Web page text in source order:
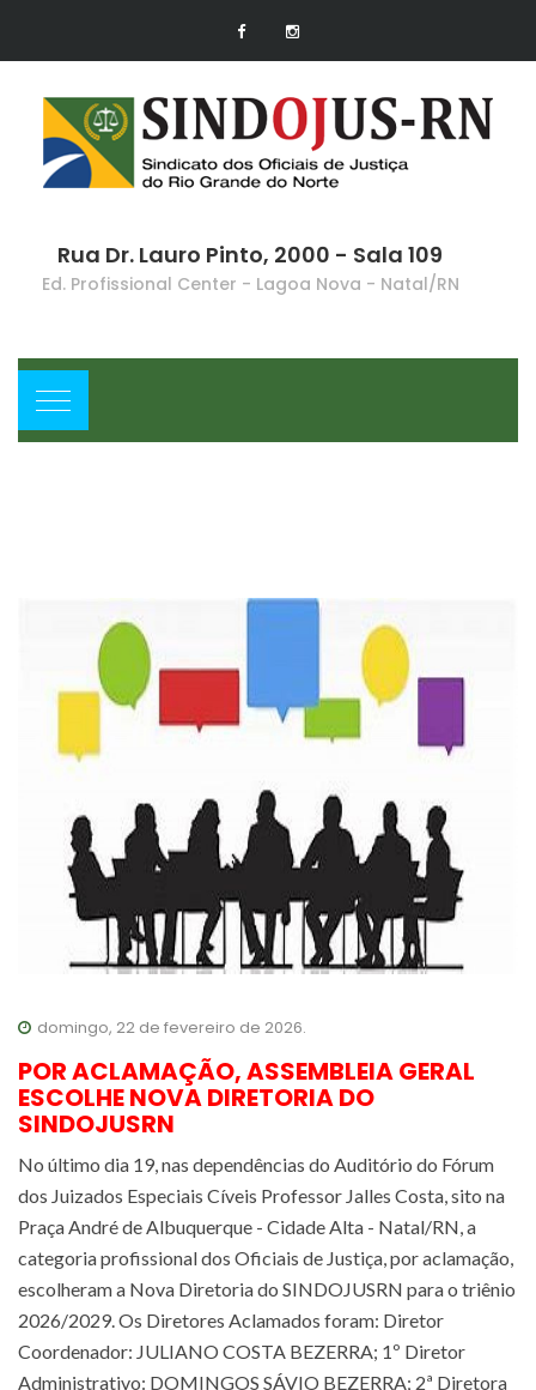
Rua Dr. Lauro Pinto, 2000 - Sala 109
Ed. Profissional Center - Lagoa Nova - Natal/RN
domingo, 22 de fevereiro de 2026.
POR ACLAMAÇÃO, ASSEMBLEIA GERAL
ESCOLHE NOVA DIRETORIA DO
SINDOJUSRN
No último dia 19, nas dependências do Auditório do Fórum
dos Juizados Especiais Cíveis Professor Jalles Costa, sito na
Praça André de Albuquerque - Cidade Alta - Natal/RN, a
categoria profissional dos Oficiais de Justiça, por aclamação,
escolheram a Nova Diretoria do SINDOJUSRN para o triênio
2026/2029. Os Diretores Aclamados foram: Diretor
Coordenador: JULIANO COSTA BEZERRA; 1º Diretor
Administrativo: DOMINGOS SÁVIO BEZERRA; 2ª Diretora